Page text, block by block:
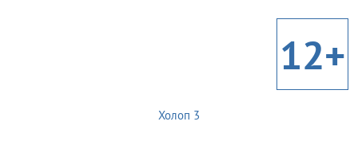
12+
Холоп 3